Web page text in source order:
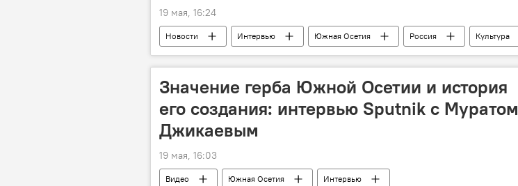
19 мая, 16:24
Новости Интервью Южная Осетия Россия Культура
Молодежь
Общество
Значение герба Южной Осетии и история
его создания: интервью Sputnik с Муратом
Джикаевым
19 мая, 16:03
Видео Южная Осетия Интервью